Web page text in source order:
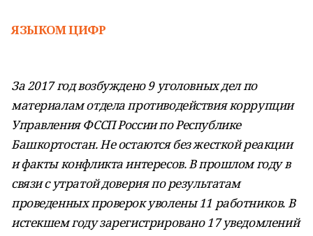
ЯЗЫКОМ ЦИФР
За 2017 год возбуждено 9 уголовных делпо
материалам отдела противодействия коррупции
Управления ФССП России по Республике
Башкортостан. Не остаются без жесткой реакции
и факты конфликта интересов. В прошлом году в
связи с утратойдоверия по результатам
проведенных проверокуволены 11 работников. В
истекшем году зарегистрировано 17 уведомлений